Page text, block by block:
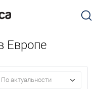
Европе
По актуальности